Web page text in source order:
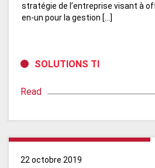
stratégie de l’entreprise visant à
en-un pour la gestion […]
SOLUTIONS TI
Read
22 octobre 2019